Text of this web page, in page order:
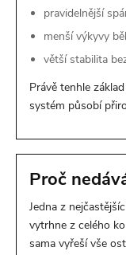
pravidelnější
menší výkyvy
větší stabilita
Právě tenhle
systém působí
Proč
Jedna z
vytrhne z celého
sama vyřeší vše